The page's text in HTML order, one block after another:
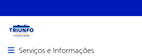
Serviços e Informações